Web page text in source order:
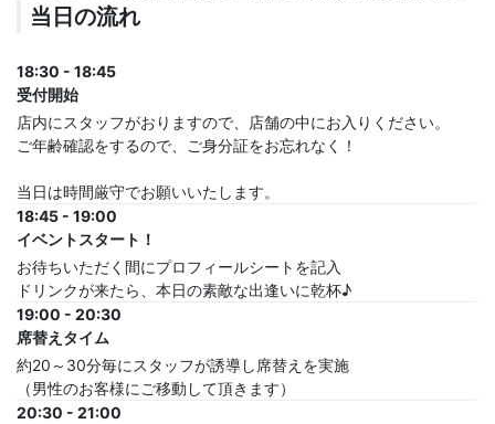
当日の流れ
18:30 - 18:45
受付開始
店内にスタッフがおりますので、店舗の中にお入りください。
ご年齢確認をするので、ご身分証をお忘れなく！
当日は時間厳守でお願いいたします。
18:45 - 19:00
イベントスタート！
お待ちいただく間にプロフィールシートを記入
ドリンクが来たら、本日の素敵な出逢いに乾杯♪
19:00 - 20:30
席替えタイム
約20～30分毎にスタッフが誘導し席替えを実施
（男性のお客様にご移動して頂きます）
20:30 - 21:00